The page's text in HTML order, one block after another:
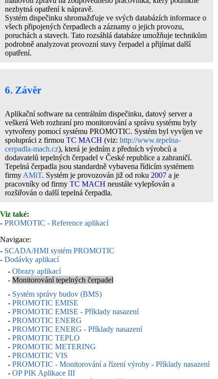
nezbytná opatření k nápravě.
Systém dispečinku shromažďuje ve svých databázích informace o
všech připojených čerpadlech a záznamy o jejich provozu,
poruchách a stavech. Tato rozsáhlá databáze umožňuje technikům
podrobně analyzovat provozní stavy čerpadel a přijímat další
opatření.
6. Závěr
Aplikační software na centrálním dispečinku, datový server a
veškerá Web rozhraní pro monitorování a správu systému byly
vytvořeny pomocí systému PROMOTIC. Systém byl vyvíjen ve
spolupráci z firmou TC MACH (viz: http://www.tepelna-
cerpadla-mach.cz), která je jedním z předních výrobců a
dodavatelů tepelných čerpadel v České republice a zahraničí.
Tepelná čerpadla jsou standardně vybavena řídicím systémem
firmy AMiT. Systém je provozován již od roku 2007 a je
pracovníky od firmy TC MACH neustále vylepšován a
rozšiřován o další tepelná čerpadla.
Viz také:
- PROMOTIC - Reference aplikací
Navigace:
- SCADA/HMI systém PROMOTIC
- Dodávky aplikací
- Obrazy aplikací
- Monitorování tepelných čerpadel
- Systém správy budov (BMS)
- PROMOTIC EMISE
- PROMOTIC EMISE - Příklady nasazení
- PROMOTIC ENERG
- PROMOTIC ENERG - Příklady nasazení
- PROMOTIC TEPLO
- PROMOTIC METERING
- PROMOTIC VIS
- PROMOTIC - Monitorování a řízení výroby - Příklady nasazení
- OP PIK Aplikace III